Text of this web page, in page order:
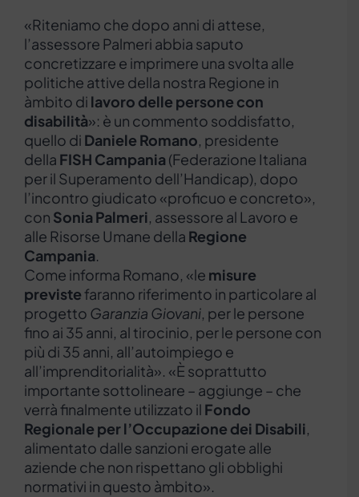
«Riteniamo che dopo anni di attese,
l’assessore Palmeri abbia saputo
concretizzare e imprimere una svolta alle
politiche attive della nostra Regione in
àmbito di lavoro delle persone con
disabilità»: è un commento soddisfatto,
quello di Daniele Romano, presidente
della FISH Campania (Federazione Italiana
per il Superamento dell’Handicap), dopo
l’incontro giudicato «proficuo e concreto»,
con Sonia Palmeri, assessore al Lavoro e
alle Risorse Umane della Regione
Campania.
Come informa Romano, «le misure
previstefaranno riferimento in particolare al
progetto Garanzia Giovani, per le persone
fino ai 35 anni, al tirocinio, per le persone con
più di 35 anni, all’autoimpiego e
all’imprenditorialità». «È soprattutto
importante sottolineare – aggiunge – che
verrà finalmente utilizzato il Fondo
Regionale per l’Occupazione dei Disabili,
alimentato dalle sanzioni erogate alle
aziende che non rispettano gli obblighi
normativi in questo àmbito».